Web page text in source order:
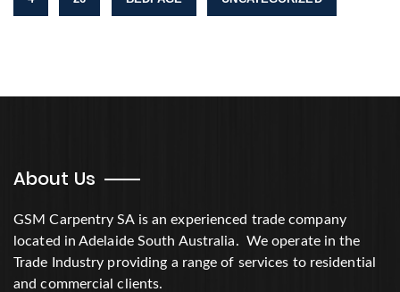
About Us
GSM Carpentry SA is an experienced trade company
located in Adelaide South Australia. We operate in the
Trade Industry providing a range of services to residential
and commercial clients.